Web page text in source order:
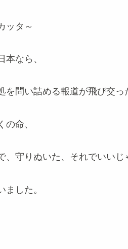
ッタ～
本なら、
を問い詰める報道が飛び交っ
の命、
、守りぬいた、それでいいじ
ました。